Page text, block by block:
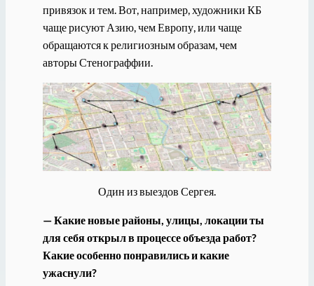
привязок и тем. Вот, например, художники КБ
чаще рисуют Азию, чем Европу, или чаще
обращаются к религиозным образам, чем
авторы Стенограффии.
Один из выездов Сергея.
— Какие новые районы, улицы, локации ты
для себя открыл в процессе объезда работ?
Какие особенно понравились и какие
ужаснули?